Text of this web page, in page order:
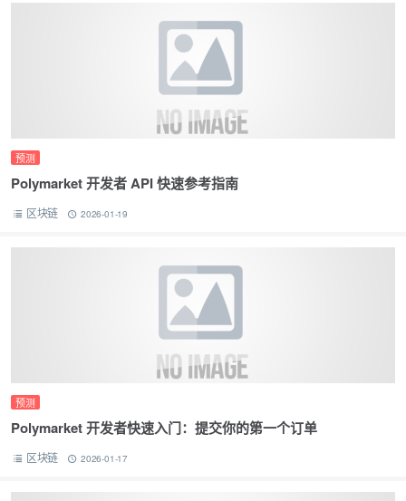
预测
Polymarket 开发者 API 快速参考指南
区块链 2026-01-19
预测
Polymarket 开发者快速入门：提交你的第一个订单
区块链 2026-01-17